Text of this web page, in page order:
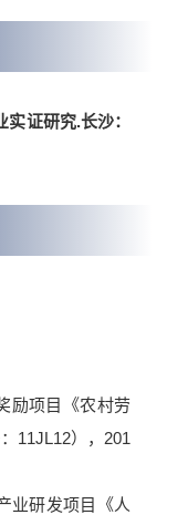
实证研究.长沙：
励项目《农村劳
11JL12），201
业研发项目《人